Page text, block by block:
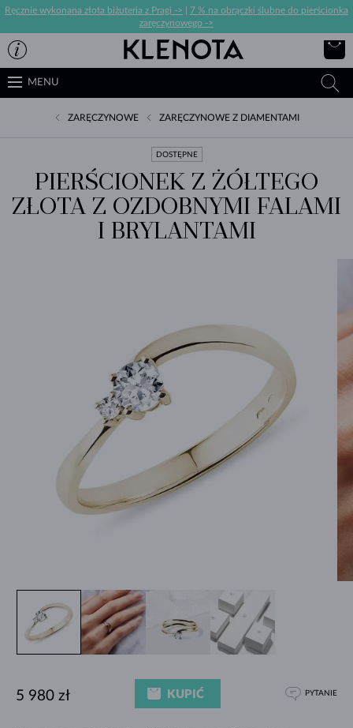
Ręcznie wykonana złota biżuteria z Pragi ->
7 % na obrączki ślubne do pierścionka
zaręczynowego ->
MENU
ZARĘCZYNOWE ZARĘCZYNOWE Z DIAMENTAMI
DOSTĘPNE
PIERŚCIONEK Z ŻÓŁTEGO
ZŁOTA Z OZDOBNYMI FALAMI
I BRYLANTAMI
5 980 zł KUPIĆ PYTANIE